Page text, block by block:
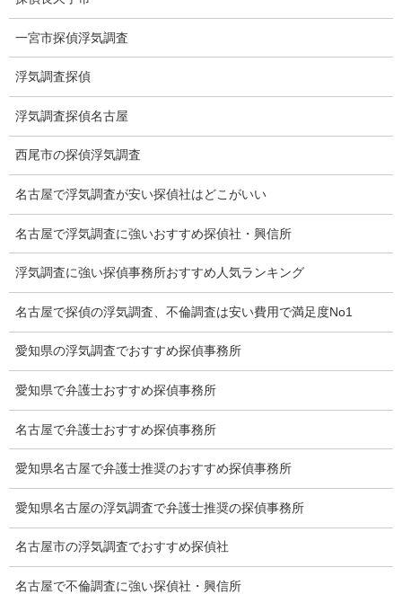
報告書サンプル
調査事例
お礼の言葉
Q&A
浮気証拠は何回必要か？
浮気調査時間
調査料金のご質問
調査員の人数（浮気調査）
調査プランのご依頼の割合
慰謝料の相場
離婚手続
探偵社の選び方
浮気度チェック
一宮市探偵浮気調査
浮気調査探偵
浮気調査探偵名古屋
西尾市の探偵浮気調査
名古屋で浮気調査が安い探偵社はどこがいい
名古屋で浮気調査に強いおすすめ探偵社・興信所
浮気調査に強い探偵事務所おすすめ人気ランキング
名古屋で探偵の浮気調査、不倫調査は安い費用で満足度No1
愛知県の浮気調査でおすすめ探偵事務所
愛知県で弁護士おすすめ探偵事務所
名古屋で弁護士おすすめ探偵事務所
愛知県名古屋で弁護士推奨のおすすめ探偵事務所
愛知県名古屋の浮気調査で弁護士推奨の探偵事務所
名古屋市の浮気調査でおすすめ探偵社
名古屋で不倫調査に強い探偵社・興信所